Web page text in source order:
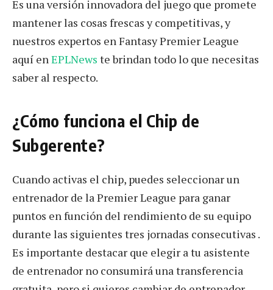
Es una versión innovadora del juego que promete
mantener las cosas frescas y competitivas, y
nuestros expertos en Fantasy Premier League
aquí enEPLNews te brindan todo lo que necesitas
saber al respecto.
¿Cómo funciona el Chip de
Subgerente?
Cuando activas el chip, puedes seleccionar un
entrenador de la Premier League para ganar
puntos en función del rendimiento de su equipo
durante las siguientes tres jornadas consecutivas .
Es importante destacar que elegir a tu asistente
de entrenador no consumirá una transferencia